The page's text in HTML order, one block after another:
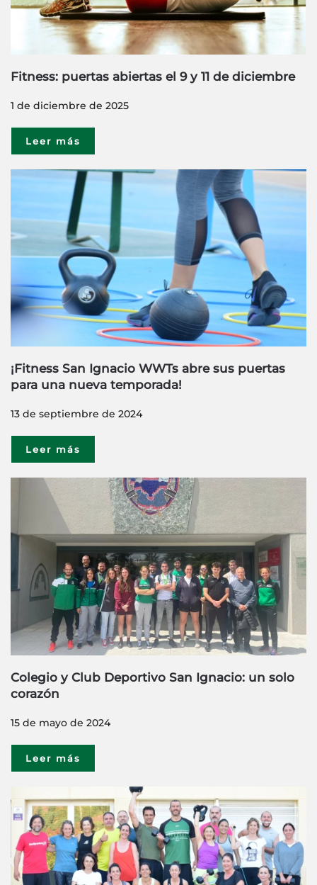
Fitness: puertas abiertas el 9 y 11 de diciembre
1 de diciembre de 2025
Leer más
¡Fitness San Ignacio WWTs abre sus puertas
para una nueva temporada!
13 de septiembre de 2024
Leer más
Colegio y Club Deportivo San Ignacio: un solo
corazón
15 de mayo de 2024
Leer más